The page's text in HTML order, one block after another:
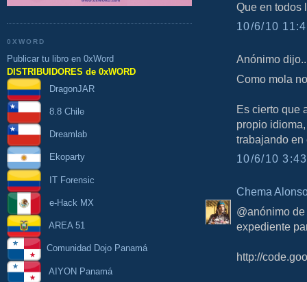
0XWORD
Publicar tu libro en 0xWord
DISTRIBUIDORES de 0xWORD
DragonJAR
8.8 Chile
Dreamlab
Ekoparty
IT Forensic
e-Hack MX
AREA 51
Comunidad Dojo Panamá
AIYON Panamá
Que en todos
10/6/10
Anónimo
Como mola
Es cierto que
propio
trabajando en
10/6/10
Chema
@anónimo
expediente
http://